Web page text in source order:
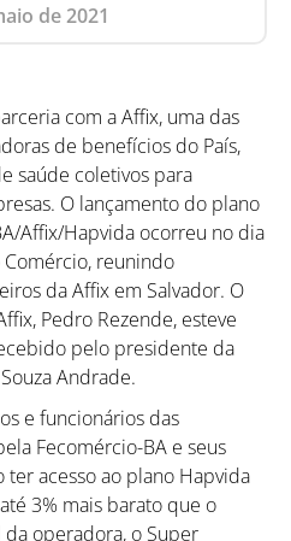
de 2021
com a Affix, uma das
de benefícios do País,
saúde coletivos para
O lançamento do plano
Affix/Hapvida ocorreu no dia
Comércio, reunindo
da Affix em Salvador. O
Pedro Rezende, esteve
pelo presidente da
Andrade.
e funcionários das
Fecomércio-BA e seus
acesso ao plano Hapvida
3% mais barato que o
operadora, o Super